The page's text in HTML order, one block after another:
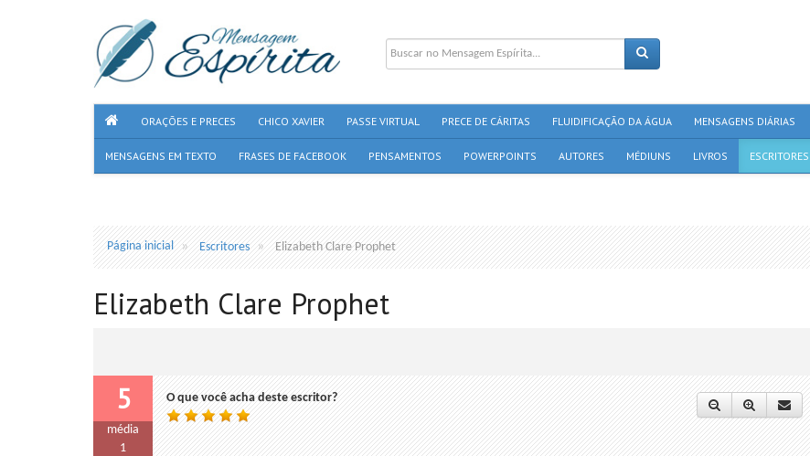
ORAÇÕES E PRECES CHICO XAVIER PASSE VIRTUAL PRECE DE CÁRITAS FLUIDIFICAÇÃO DA ÁGUA MENSAGENS DIÁRIAS
MENSAGENS EM TEXTO FRASES DE FACEBOOK PENSAMENTOS POWERPOINTS AUTORES MÉDIUNS LIVROS ESCRITORES
Página inicial Escritores Elizabeth Clare Prophet
Elizabeth Clare Prophet
5
média
1
O que você acha deste escritor?